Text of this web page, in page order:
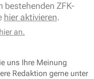
bestehenden ZFK-
hier aktivieren.
an.
uns Ihre Meinung
Redaktion gerne unter